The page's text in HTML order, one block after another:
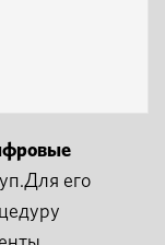
его